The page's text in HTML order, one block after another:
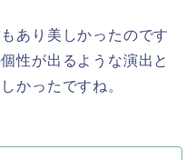
あり美しかったのです
性が出るような演出と
かったですね。